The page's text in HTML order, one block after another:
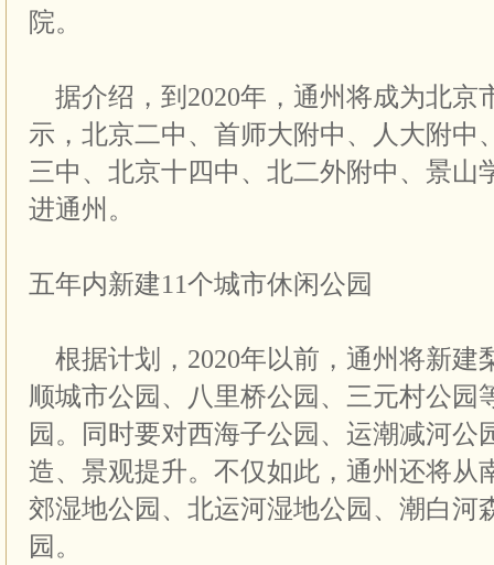
院。
据介绍，到2020年，通州将成为北京
示，北京二中、首师大附中、人大附中
三中、北京十四中、北二外附中、景山
进通州。
五年内新建11个城市休闲公园
根据计划，2020年以前，通州将新建
顺城市公园、八里桥公园、三元村公园
园。同时要对西海子公园、运潮减河公
造、景观提升。不仅如此，通州还将从
郊湿地公园、北运河湿地公园、潮白河
园。